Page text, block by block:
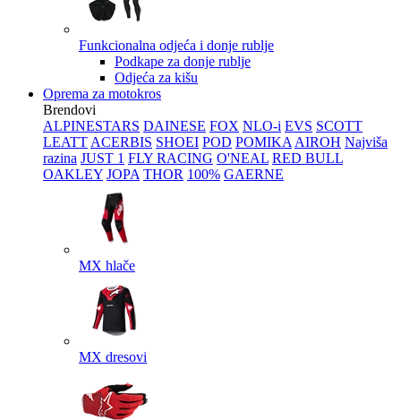
Funkcionalna odjeća i donje rublje
Podkape za donje rublje
Odjeća za kišu
Oprema za motokros
Brendovi
ALPINESTARS DAINESE FOX NLO-i EVS SCOTT
LEATT ACERBIS SHOEI POD POMIKA AIROH Najviša
razina JUST 1 FLY RACING O'NEAL RED BULL
OAKLEY JOPA THOR 100% GAERNE
MX hlače
MX dresovi